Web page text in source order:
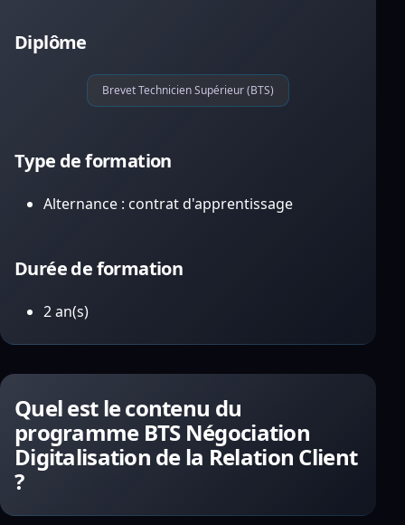
Diplôme
Brevet Technicien Supérieur (BTS)
Type de formation
Alternance : contrat d'apprentissage
Durée de formation
2 an(s)
Quel est le contenu du
programme BTS Négociation
Digitalisation de la Relation Client
?